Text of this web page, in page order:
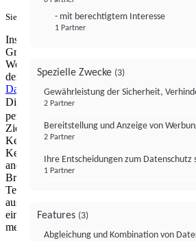
Sie haben ein PUR-Abo?Hier anmelden.
Institutional Money mit Werbung: Wir
Gründen die Möglichkeit, unsere Webseite
Werbeplatz zur Verfügung zu stellen. Über
der Verantwortung von uns liegen, können
Datenschutzerklärungnäher informieren.
Dienste nutzen wir Technologien von
personalisierte Werbung, Messung von
Zielgruppenforschung. Cookies,
Kennungen (z. B. login-basierte
Kennungen, netzwerkbasierte Kennungen)
anderen Informationen (z. B. Browsertyp
Browserinformationen, Sprache,
Technologien usw.) auf Ihrem Endgerät
ausgelesen werden, um es jedes Mal
eine App oder einer Webseite aufruft. Dies
mehrere der hier aufgeführten
- mit berechtigtem Interesse
1 Partner
Spezielle Zwecke (3)
Gewährleistung der Sicherheit,
2 Partner
Bereitstellung und Anzeige von
2 Partner
Ihre Entscheidungen zum
1 Partner
Features (3)
Abgleichung und Kombination von